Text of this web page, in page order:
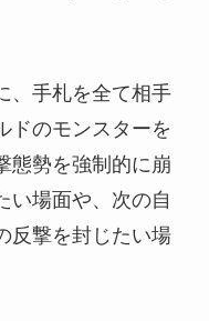
、手札を全て相手
ドのモンスターを
態勢を強制的に崩
い場面や、次の自
反撃を封じたい場